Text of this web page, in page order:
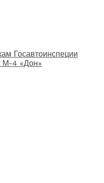
Госавтоинспеции
М-4 «Дон»